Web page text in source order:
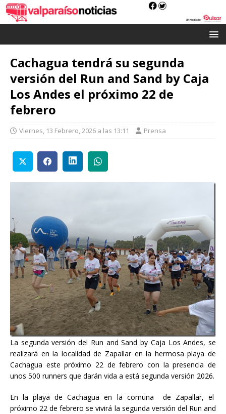
Cachagua tendrá su segunda
versión del Run and Sand by Caja
Los Andes el próximo 22 de
febrero
Viernes, 13 Febrero, 2026 a las 13:11 Prensa
La segunda versión del Run and Sand by Caja Los Andes, se
realizará en la localidad de Zapallar en la hermosa playa de
Cachagua este próximo 22 de febrero con la presencia de
unos 500 runners que darán vida a está segunda versión 2026.
En la playa de Cachagua en la comuna de Zapallar, el
próximo 22 de febrero se vivirá la segunda versión del Run and